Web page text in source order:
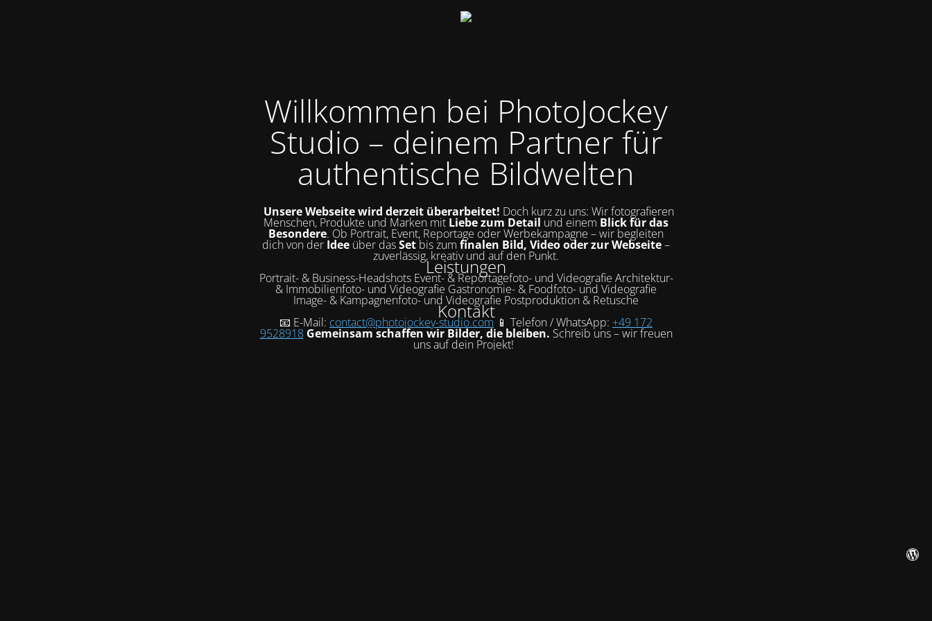
Willkommen bei PhotoJockey
Studio – deinem Partner für
authentische Bildwelten
Unsere Webseite wird derzeit überarbeitet! Doch kurz zu uns: Wir fotografieren
Menschen, Produkte und Marken mit Liebe zum Detail und einem Blick für das
Besondere. Ob Portrait, Event, Reportage oder Werbekampagne – wir begleiten
dich von der Idee über dasSet bis zum finalen Bild, Video oder zur Webseite–
zuverlässig, kreativ und auf den Punkt.
Leistungen
Portrait- & Business-Headshots Event- & Reportagefoto- und Videografie Architektur-
& Immobilienfoto- und Videografie Gastronomie- & Foodfoto- und Videografie
Image- & Kampagnenfoto- und Videografie Postproduktion & Retusche
Kontakt
📧 E-Mail: contact@photojockey-studio.com📱 Telefon / WhatsApp: +49 172
9528918 Gemeinsam schaffen wir Bilder, die bleiben. Schreib uns – wir freuen
uns auf dein Projekt!